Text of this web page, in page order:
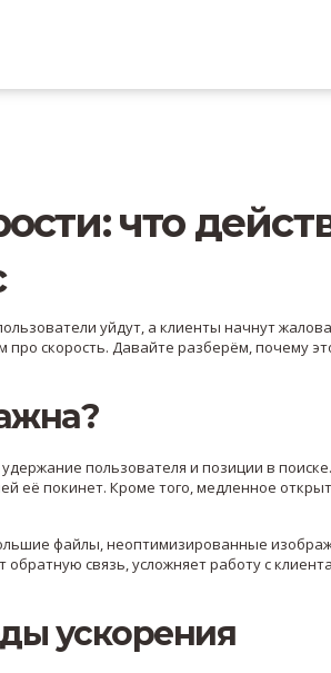
что
уйдут, а клиенты начнут
скорость. Давайте разберём, почему
пользователя и позиции в
её покинет. Кроме того, медленное
файлы, неоптимизированные
связь, усложняет работу с
ускорения